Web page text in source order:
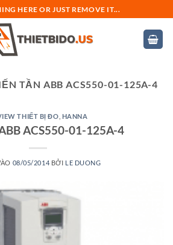
HERE OR JUST REMOVE IT...
TẦN ABB ACS550-01-125A-4
THIẾT BỊ ĐO HANNA
ACS550-01-125A-4
08/05/2014 BỞI LE DUONG